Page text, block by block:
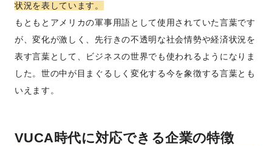
状況を表しています。
もともとアメリカの軍事用語として使用されていた言葉です
が、変化が激しく、先行きの不透明な社会情勢や経済状況を
表す言葉として、ビジネスの世界でも使われるようになりま
した。世の中が目まぐるしく変化する今を象徴する言葉とも
いえます。
VUCA時代に対応できる企業の特徴